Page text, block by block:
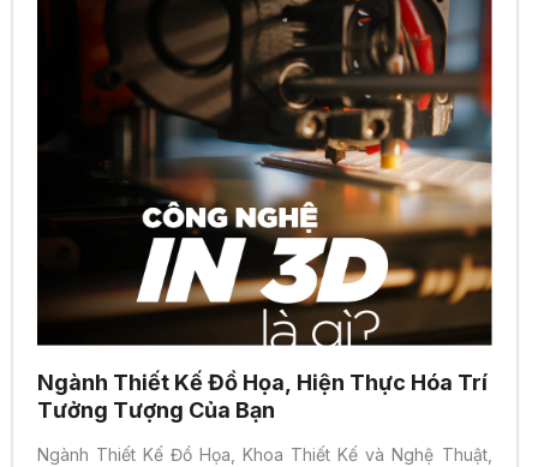
Ngành Thiết Kế Đồ Họa, Hiện Thực Hóa Trí
Tưởng Tượng Của Bạn
Ngành Thiết Kế Đồ Họa, Khoa Thiết Kế và Nghệ Thuật,